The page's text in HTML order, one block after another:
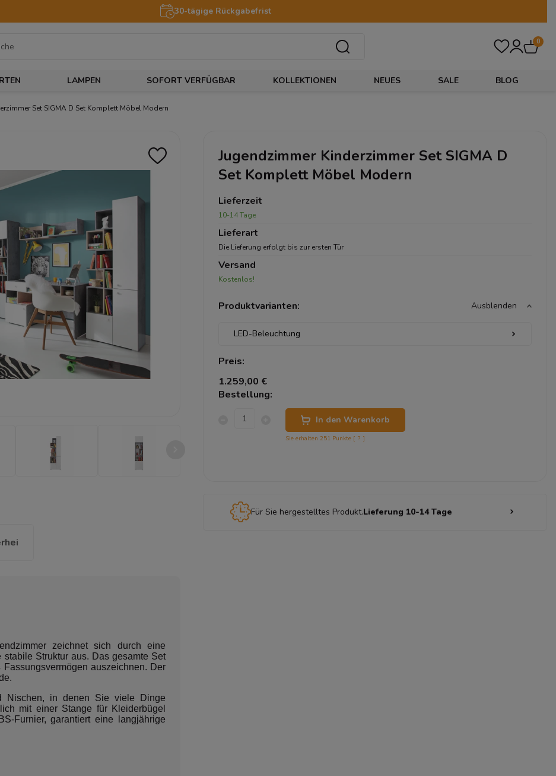
30-tägige Rückgabefrist
0
LAMPEN SOFORT VERFÜGBAR KOLLEKTIONEN NEUES SALE BLOG
Set SIGMA D Set Komplett Möbel Modern
zeichnet sich durch eine
Struktur aus. Das gesamte Set
auszeichnen. Der
Nischen, in denen Sie viele Dinge
mit einer Stange für Kleiderbügel
Furnier, garantiert eine langjährige
Jugendzimmer Kinderzimmer Set SIGMA D
Set Komplett Möbel Modern
Lieferzeit
10-14 Tage
Lieferart
Die Lieferung erfolgt bis zur ersten Tür
Versand
Kostenlos!
Produktvarianten: Ausblenden
Preis:
1.259,00 €
Bestellung:
In den Warenkorb
Sie erhalten 251 Punkte [ ? ]
Für Sie hergestelltes Produkt.Lieferung 10-14 Tage